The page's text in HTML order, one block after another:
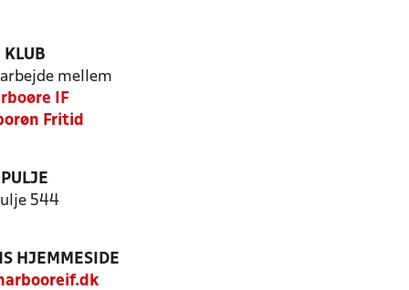
KLUB
mellem
IF
Fritid
PULJE
544
HJEMMESIDE